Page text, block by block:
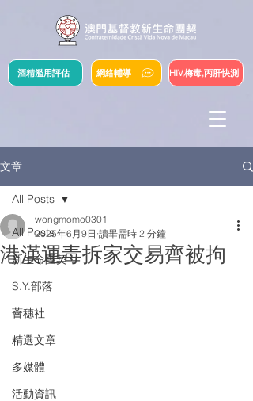
網絡輔導
酒精濫用評估 HIV,梅毒,丙肝快測
文章
All Posts
新生命團契
S.Y.部落
薈穗社
精選文章
多媒體
活動資訊
All Posts
港漢運毒拆家交易齊被拘
wongmomo0301
2025年6月9日 讀畢需時 2 分鐘